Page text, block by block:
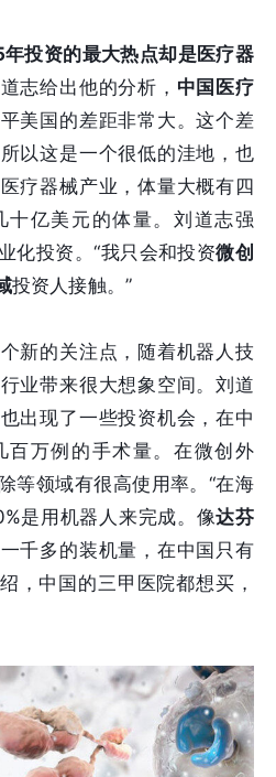
投资的最大热点却是医疗器
志给出他的分析， 中国医疗
美国的差距非常大。这个差
以这是一个很低的洼地，也
疗器械产业，体量大概有四
十亿美元的体量。刘道志强
化投资。“我只会和投资微创
投资人接触。”
新的关注点，随着机器人技
业带来很大想象空间。刘道
出现了一些投资机会，在中
百万例的手术量。在微创外
等领域有很高使用率。“在海
是用机器人来完成。像达芬
千多的装机量，在中国只有
，中国的三甲医院都想买，